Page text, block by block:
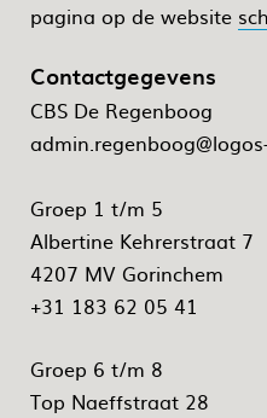
pagina op de website
Contactgegevens
CBS De Regenboog
Groep 1 t/m 5
Albertine Kehrerstraat 7
4207 MV Gorinchem
+31 183 62 05 41
Groep 6 t/m 8
Top Naeffstraat 28